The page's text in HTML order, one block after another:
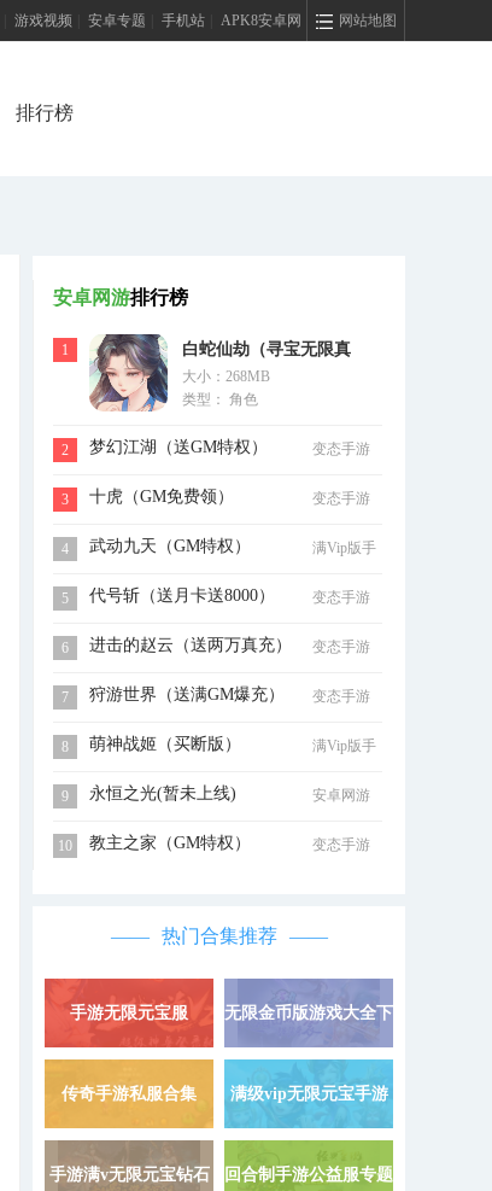
网站地图
游戏视频 安卓专题 手机站 APK8安卓网
排行榜
安卓网游排行榜
1
白蛇仙劫（寻宝无限真
充）
大小：268MB
类型： 角色
2 梦幻江湖（送GM特权） 变态手游
3 十虎（GM免费领） 变态手游
4 武动九天（GM特权）
满Vip版手
5
代号斩（送月卡送8000） 变态手游
6 进击的赵云（送两万真充） 变态手游
7 狩游世界（送满GM爆充） 变态手游
8 萌神战姬（买断版）
满Vip版手
9
永恒之光(暂未上线) 安卓网游
10 教主之家（GM特权） 变态手游
热门合集推荐
手游无限元宝服
9999999
详情 »
无限金币版游戏大全下
载
传奇手游私服合集 详情 »
满级vip无限元宝手游
手游满v无限元宝钻石 详情 »
回合制手游公益服专题